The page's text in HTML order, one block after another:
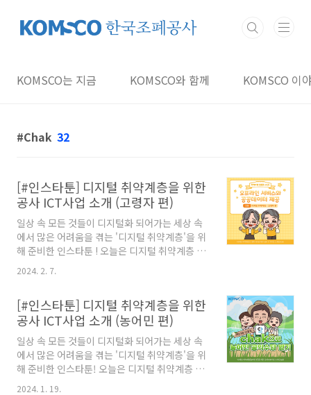
KOMSCO는 지금 KOMSCO와 함께 KOMSCO 이
Chak 32
[#인스타툰] 디지털 취약계층을 위한
공사 ICT사업 소개 (고령자 편)
일상 속 모든 것들이 디지털화 되어가는 세상 속
에서 많은 어려움을 겪는 '디지털 취약계층'을 위
해 준비한 인스타툰 ! 오늘은 디지털 취약계층 중
'고령자'를 대상으로 한 오프라인 서비스와 공공
데이터 제공 2가지를 준비했습니다. 스마트폰이
충전을 한 번에 제공하는 오프라인 서비스와 카
카오톡 챗봇을 이용하여 누구나 간단한 검색으로
판매, 환전 지점을 비롯한 사용 가맹점까지 알 수
있는 공공데이터 제공까지 이처럼 다양한 계층의
국민들이 조금 더 편리하게 서비스를 이용할 수
있도록 끊임없이 노력하는 한국조폐공사! 지금부
터 함께 알아볼까요?
2024. 2. 7.
[#인스타툰] 디지털 취약계층을 위한
공사 ICT사업 소개 (농어민 편)
일상 속 모든 것들이 디지털화 되어가는 세상 속
에서 많은 어려움을 겪는 '디지털 취약계층'을 위
해 준비한 인스타툰! 오늘은 디지털 취약계층 중
'농어민'을 대상으로 한 농어민 공익수당 수령 및
2024. 1. 19.